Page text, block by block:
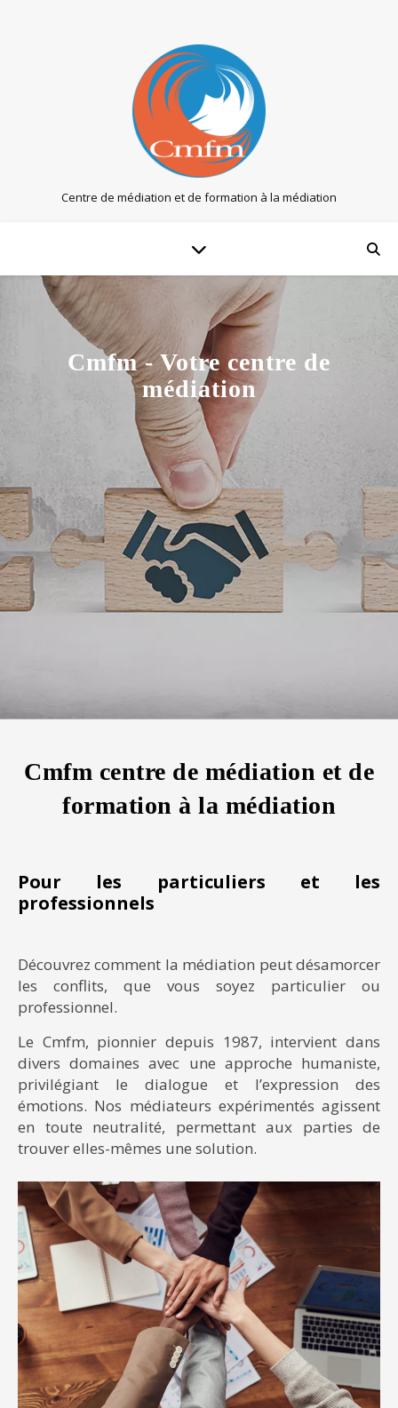
Centre de médiation et de formation à la médiation
Cmfm - Votre centre de
médiation
Cmfm centre de médiation et de
formation à la médiation
Pour les particuliers et les
professionnels
Découvrez comment la médiation peut désamorcer
les conflits, que vous soyez particulier ou
professionnel.
Le Cmfm, pionnier depuis 1987, intervient dans
divers domaines avec une approche humaniste,
privilégiant le dialogue et l’expression des
émotions. Nos médiateurs expérimentés agissent
en toute neutralité, permettant aux parties de
trouver elles-mêmes une solution.